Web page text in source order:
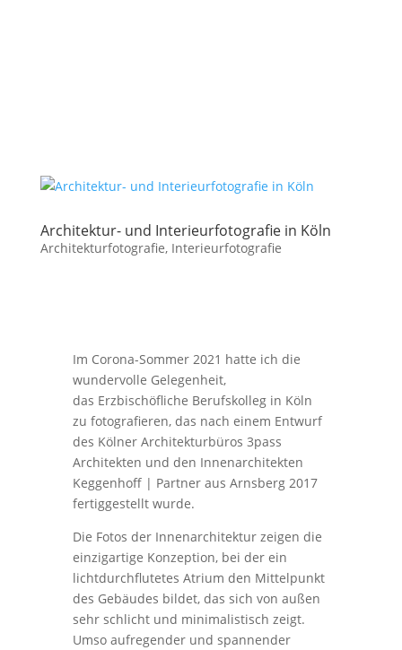
Architektur- und Interieurfotografie in Köln
Architekturfotografie, Interieurfotografie
Im Corona-Sommer 2021 hatte ich die
wundervolle Gelegenheit,
das Erzbischöfliche Berufskolleg in Köln
zu fotografieren, das nach einem Entwurf
des Kölner Architekturbüros 3pass
Architekten und den Innenarchitekten
Keggenhoff | Partner aus Arnsberg 2017
fertiggestellt wurde.
Die Fotos der Innenarchitektur zeigen die
einzigartige Konzeption, bei der ein
lichtdurchflutetes Atrium den Mittelpunkt
des Gebäudes bildet, das sich von außen
sehr schlicht und minimalistisch zeigt.
Umso aufregender und spannender